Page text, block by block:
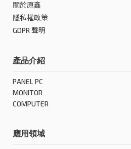
關於原鑫
隱私權政策
GDPR 聲明
產品介紹
PANEL PC
MONITOR
COMPUTER
應用領域